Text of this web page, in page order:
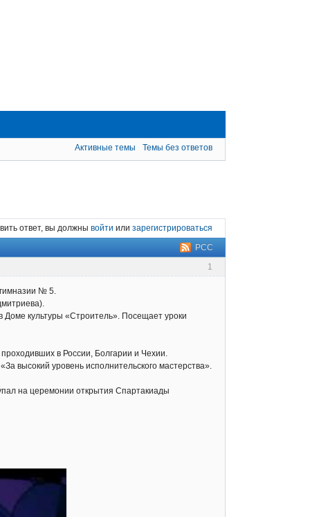
Активные темы Темы без ответов
ответ, вы должны войти или зарегистрироваться
РСС
1
№ 5.
Доме культуры «Строитель». Посещает уроки
в России, Болгарии и Чехии.
высокий уровень исполнительского мастерства».
на церемонии открытия Спартакиады